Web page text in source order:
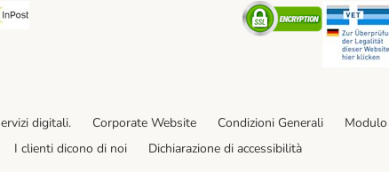
Method
Method
Italiane. Shipping Method Security
digitali. Corporate Website Condizioni Generali
I clienti dicono di noi Dichiarazione di accessibilità